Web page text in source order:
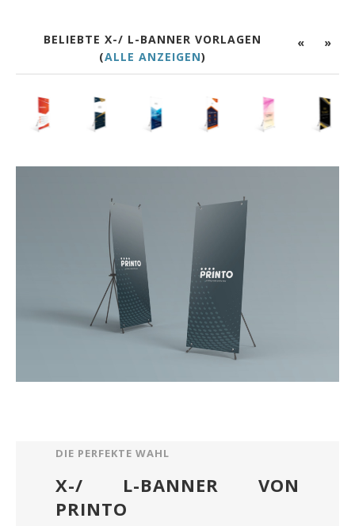
« »
BELIEBTE X-/ L-BANNER VORLAGEN
(ALLE ANZEIGEN)
DIE PERFEKTE WAHL
X-/ L-BANNER VON
PRINTO